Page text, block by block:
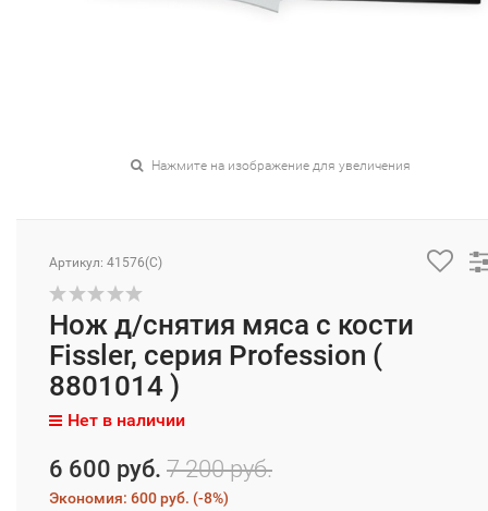
Нажмите на изображение для увеличения
Артикул: 41576(C)
Нож д/снятия мяса с кости
Fissler, серия Profession (
8801014 )
Нет в наличии
6 600 руб. 7 200 руб.
Экономия: 600 руб. (-8%)